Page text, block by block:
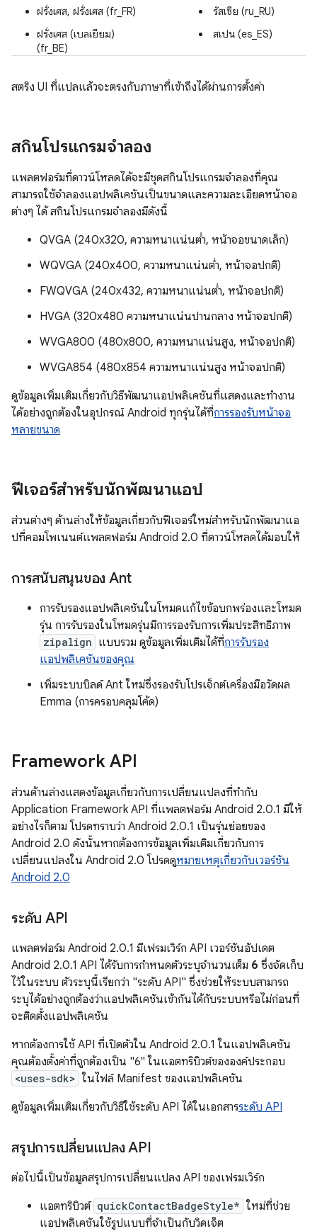
ฝรั่งเศส, ฝรั่งเศส (fr_FR)
ฝรั่งเศส (เบลเยียม)
(fr_BE)
รัสเซีย (ru_RU)
สเปน (es_ES)
สตริง UI ที่แปลแล้วจะตรงกับภาษาที่เข้าถึงได้ผ่านการตั้งค่า
สกินโปรแกรมจำลอง
แพลตฟอร์มที่ดาวน์โหลดได้จะมีชุดสกินโปรแกรมจำลองที่คุณ
สามารถใช้จำลองแอปพลิเคชันเป็นขนาดและความละเอียดหน้าจอ
ต่างๆ ได้ สกินโปรแกรมจำลองมีดังนี้
QVGA (240x320, ความหนาแน่นต่ำ, หน้าจอขนาดเล็ก)
WQVGA (240x400, ความหนาแน่นต่ำ, หน้าจอปกติ)
FWQVGA (240x432, ความหนาแน่นต่ำ, หน้าจอปกติ)
HVGA (320x480 ความหนาแน่นปานกลาง หน้าจอปกติ)
WVGA800 (480x800, ความหนาแน่นสูง, หน้าจอปกติ)
WVGA854 (480x854 ความหนาแน่นสูง หน้าจอปกติ)
ดูข้อมูลเพิ่มเติมเกี่ยวกับวิธีพัฒนาแอปพลิเคชันที่แสดงและทํางาน
ได้อย่างถูกต้องในอุปกรณ์ Android ทุกรุ่นได้ที่การรองรับหน้าจอ
หลายขนาด
ฟีเจอร์สำหรับนักพัฒนาแอป
ส่วนต่างๆ ด้านล่างให้ข้อมูลเกี่ยวกับฟีเจอร์ใหม่สำหรับนักพัฒนาแอ
ปที่คอมโพเนนต์แพลตฟอร์ม Android 2.0 ที่ดาวน์โหลดได้มอบให้
การสนับสนุนของ Ant
การรับรองแอปพลิเคชันในโหมดแก้ไขข้อบกพร่องและโหมด
รุ่น การรับรองในโหมดรุ่นมีการรองรับการเพิ่มประสิทธิภาพ
zipalign แบบรวม ดูข้อมูลเพิ่มเติมได้ที่การรับรอง
แอปพลิเคชันของคุณ
เพิ่มระบบบิลด์ Ant ใหม่ซึ่งรองรับโปรเจ็กต์เครื่องมือวัดผล
Emma (การครอบคลุมโค้ด)
Framework API
ส่วนด้านล่างแสดงข้อมูลเกี่ยวกับการเปลี่ยนแปลงที่ทํากับ
Application Framework API ที่แพลตฟอร์ม Android 2.0.1 มีให้
อย่างไรก็ตาม โปรดทราบว่า Android 2.0.1 เป็นรุ่นย่อยของ
Android 2.0 ดังนั้นหากต้องการข้อมูลเพิ่มเติมเกี่ยวกับการ
เปลี่ยนแปลงใน Android 2.0 โปรดดูหมายเหตุเกี่ยวกับเวอร์ชัน
Android 2.0
ระดับ API
แพลตฟอร์ม Android 2.0.1 มีเฟรมเวิร์ก API เวอร์ชันอัปเดต
Android 2.0.1 API ได้รับการกําหนดตัวระบุจำนวนเต็ม 6 ซึ่งจัดเก็บ
ไว้ในระบบ ตัวระบุนี้เรียกว่า "ระดับ API" ซึ่งช่วยให้ระบบสามารถ
ระบุได้อย่างถูกต้องว่าแอปพลิเคชันเข้ากันได้กับระบบหรือไม่ก่อนที่
จะติดตั้งแอปพลิเคชัน
หากต้องการใช้ API ที่เปิดตัวใน Android 2.0.1 ในแอปพลิเคชัน
คุณต้องตั้งค่าที่ถูกต้องเป็น "6" ในแอตทริบิวต์ขององค์ประกอบ
<uses-sdk> ในไฟล์ Manifest ของแอปพลิเคชัน
ดูข้อมูลเพิ่มเติมเกี่ยวกับวิธีใช้ระดับ API ได้ในเอกสารระดับ API
สรุปการเปลี่ยนแปลง API
ต่อไปนี้เป็นข้อมูลสรุปการเปลี่ยนแปลง API ของเฟรมเวิร์ก
แอตทริบิวต์ quickContactBadgeStyle* ใหม่ที่ช่วย
แอปพลิเคชันใช้รูปแบบที่จำเป็นกับวิดเจ็ต